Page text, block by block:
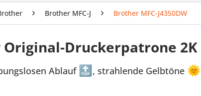
Brother MFC-J Brother MFC-J4350DW
Original-Druckerpatrone 2K
Ablauf 🔝 , strahlende Gelbtöne 🌞